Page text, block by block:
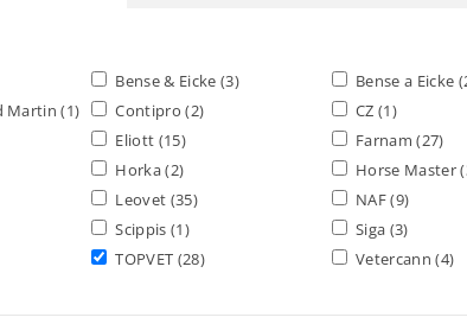
Bense & Eicke (3) Bense a Eicke
Martin(1) Contipro(2) CZ(1)
Eliott (15) Farnam(27)
Horka(2) Horse Master
Leovet (35) NAF(9)
Scippis (1) Siga (3)
TOPVET (28) Vetercann(4)